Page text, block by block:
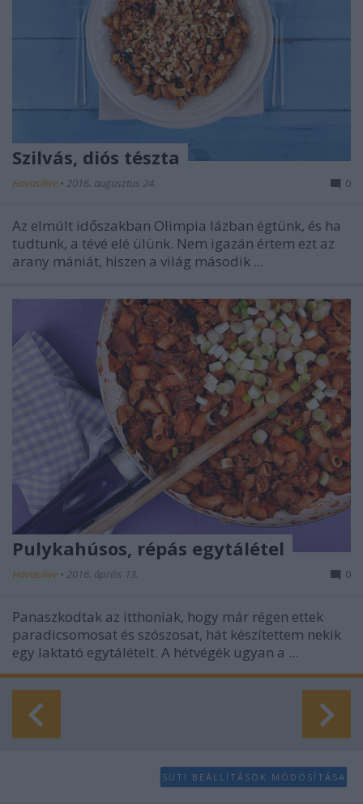
Szilvás, diós tészta
Havasilive • 2016. augusztus 24. 0
Az elmúlt időszakban Olimpia lázban égtünk, és ha
tudtunk, a tévé elé ülünk. Nem igazán értem ezt az
arany mániát, hiszen a világ második ...
Pulykahúsos, répás egytálétel
Havasilive • 2016. április 13. 0
Panaszkodtak az itthoniak, hogy már régen ettek
paradicsomosat és szószosat, hát készítettem nekik
egy laktató egytálételt. A hétvégék ugyan a ...
SÜTI BEÁLLÍTÁSOK MÓDOSÍTÁSA